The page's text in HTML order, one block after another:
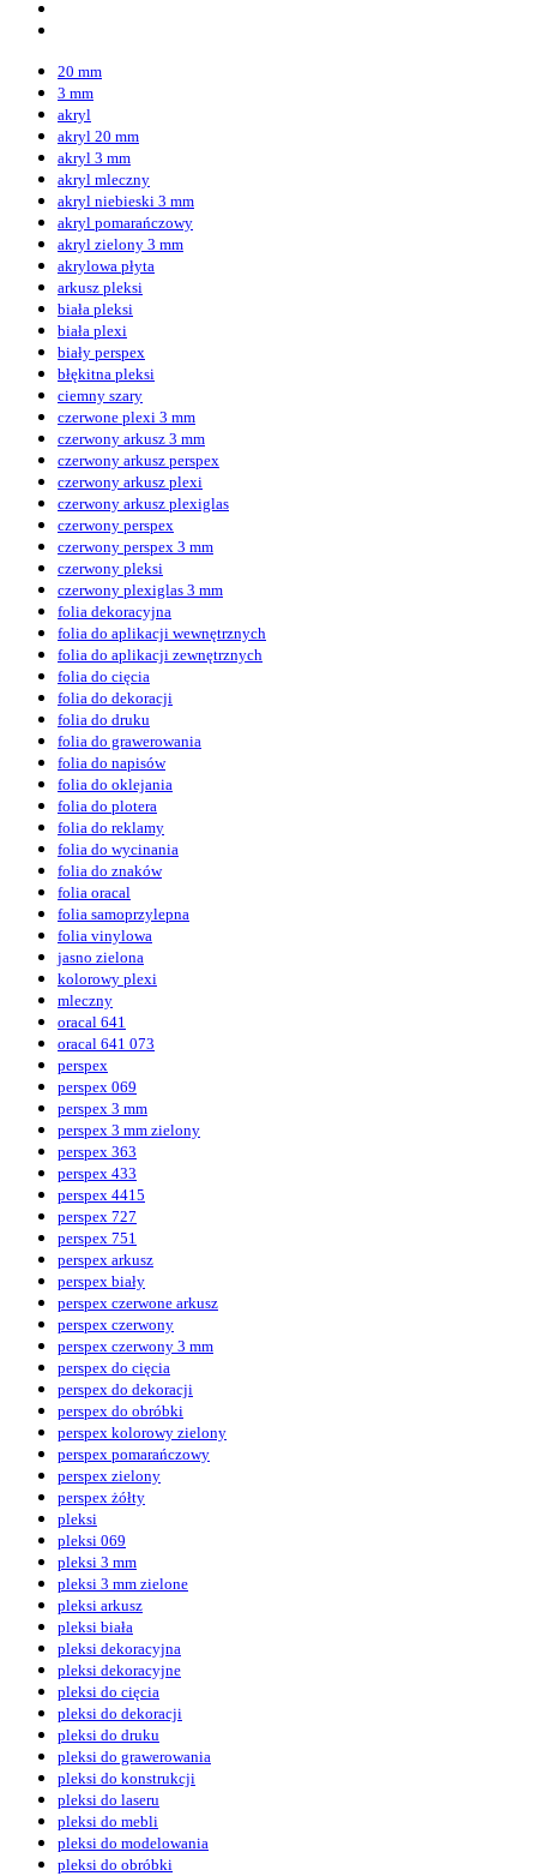
20 mm
3 mm
akryl
akryl 20 mm
akryl 3 mm
akryl mleczny
akryl niebieski 3 mm
akryl pomarańczowy
akryl zielony 3 mm
akrylowa płyta
arkusz pleksi
biała pleksi
biała plexi
biały perspex
błękitna pleksi
ciemny szary
czerwone plexi 3 mm
czerwony arkusz 3 mm
czerwony arkusz perspex
czerwony arkusz plexi
czerwony arkusz plexiglas
czerwony perspex
czerwony perspex 3 mm
czerwony pleksi
czerwony plexiglas 3 mm
folia dekoracyjna
folia do aplikacji wewnętrznych
folia do aplikacji zewnętrznych
folia do cięcia
folia do dekoracji
folia do druku
folia do grawerowania
folia do napisów
folia do oklejania
folia do plotera
folia do reklamy
folia do wycinania
folia do znaków
folia oracal
folia samoprzylepna
folia vinylowa
jasno zielona
kolorowy plexi
mleczny
oracal 641
oracal 641 073
perspex
perspex 069
perspex 3 mm
perspex 3 mm zielony
perspex 363
perspex 433
perspex 4415
perspex 727
perspex 751
perspex arkusz
perspex biały
perspex czerwone arkusz
perspex czerwony
perspex czerwony 3 mm
perspex do cięcia
perspex do dekoracji
perspex do obróbki
perspex kolorowy zielony
perspex pomarańczowy
perspex zielony
perspex żółty
pleksi
pleksi 069
pleksi 3 mm
pleksi 3 mm zielone
pleksi arkusz
pleksi biała
pleksi dekoracyjna
pleksi dekoracyjne
pleksi do cięcia
pleksi do dekoracji
pleksi do druku
pleksi do grawerowania
pleksi do konstrukcji
pleksi do laseru
pleksi do mebli
pleksi do modelowania
pleksi do obróbki